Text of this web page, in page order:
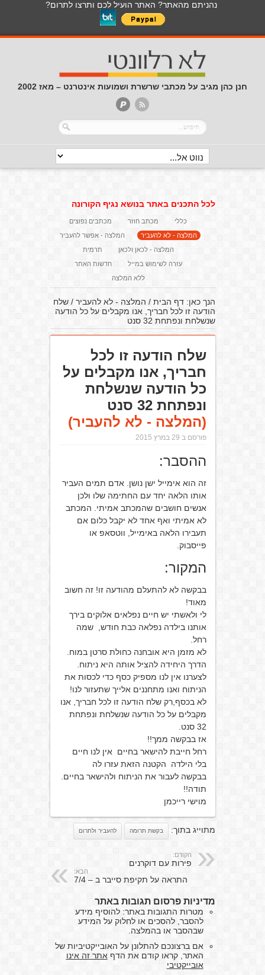
נהניתם מהאתר? האתר הועיל לכם ותרצו לתרום?
חנן כהן מגיב על מכתבי שרשרת ושמועות אינטרנט – מאז 2002
לכל התכנים באתר בנושא נגיף הקורונה
כללי מכתב חוזר
מכתבים נפוצים
המלצה - לא להעביר
המלצה - אפשר להעביר
המלצה - לכאן ולכאן
תרמית
עזרה לשימוש במייל
חדשות האתר
ללא המלצה
הנך כאן:דף הבית / המלצה - לא להעביר /שלח
הודעה זו לכל חבריך, אנו מקבלים על כל הודעה
שנשלחת ונפתחת 32 סנט
שלח הודעה זו לכל
חבריך, אנו מקבלים על
כל הודעה שנשלחת
ונפתחת 32 סנט
(המלצה - לא להעביר)
פורסם ב 29 במרץ 2015
ההסבר:
זה הוא אימייל ישן נושן. אדם תמים העביר
אותו הלאה יחד עם החתימה שלו ולכן
אנשים חושבים שהמכתב אמיתי. המכתב
לא אמיתי ואף אחד לא יקבל כלום אם
תעבירו הלאה באימייל, ווטסאפ או
פייסבוק.
המקור:
בבקשה לא להתעלם מהודעה זו! זה חשוב
מאוד!
לי ולאשתי יש חיים נפלאים אלוקים בירך
אותנו בילדה נפלאה כבת חודש, שמה
רחל.
לא מזמן היא אובחנה כחולת סרטן במוח.
הדרך היחידה להציל אותה היא ניתוח.
לצערנו אין לנו מספיק כסף כדי לכסות את
הניתוח ואנו מתחננים אלייך שתעזור לנו!
לא בכסף,רק שלח הודעה זו לכל חבריך, אנו
מקבלים על כל הודעה שנשלחת ונפתחת
32 סנט.
אז בבקשה ממך!!
רחל חייבת להישאר בחיים אין לנו חיים
בלי הילדה הקטנה הזאת עזרו לה
בבקשה לעבור את הניתוח ולהישאר בחיים.
תודה!!
מוישי רייכמן
מתוייג בתוך: בקשת תרומה להעביר ולתרום
הקודם:
פירות עם דוקרנים
הבא:
התראה על תקיפת סייבר ב – 7/4
מדיניות פרסום תגובות באתר
מטרות התגובות באתר: להוסיף מידע
להסבר, להסכים או לחלוק על המידע
שבהסבר או בהמלצה.
אם ברצונכם להתלונן על האובייקטיביות של
האתר, קראו קודם את הדף אתר זה אינו
אובייקטיבי